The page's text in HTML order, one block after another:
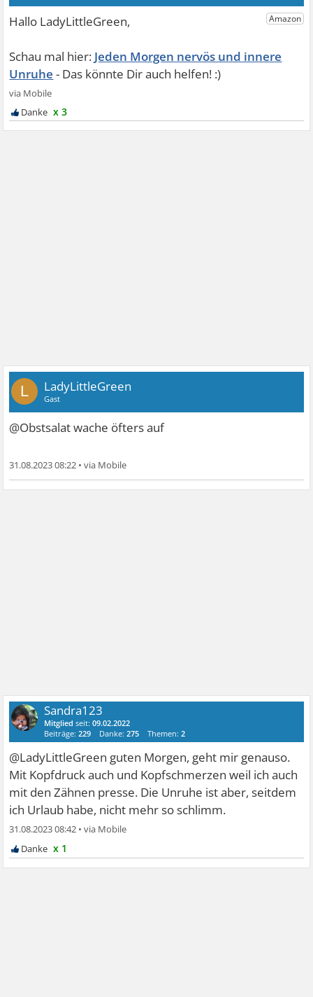
Jeden Morgen nervös und innere
Unruhe
x 3
L LadyLittleGreen
Gast
@Obstsalat wache öfters auf
31.08.2023 08:22 •
Sandra123
Mitglied seit:09.02.2022
Beiträge:229 Danke:275 Themen:2
@LadyLittleGreen guten Morgen, geht mir genauso.
Mit Kopfdruck auch und Kopfschmerzen weil ich auch
mit den Zähnen presse. Die Unruhe ist aber, seitdem
ich Urlaub habe, nicht mehr so schlimm.
31.08.2023 08:42 •
x 1